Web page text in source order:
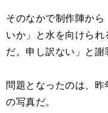
そのなかで制作陣か
いか」と水を向けら
だ。申し訳ない」と謝
問題となったのは、
の写真だ。